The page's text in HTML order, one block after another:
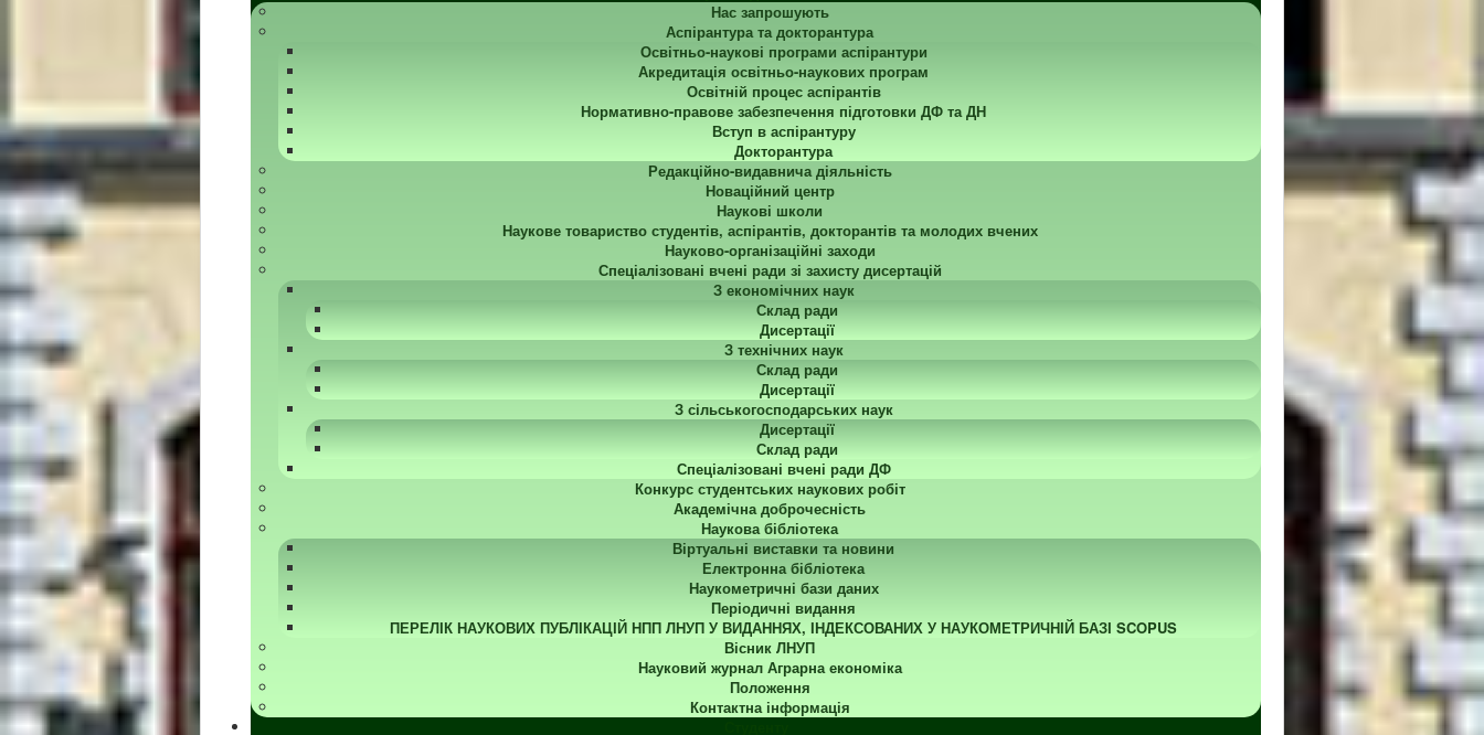
Нас запрошують
Аспірантура та докторантура
Освітньо-наукові програми аспірантури
Акредитація освітньо-наукових програм
Освітній процес аспірантів
Нормативно-правове забезпечення підготовки ДФ та ДН
Вступ в аспірантуру
Докторантура
Редакційно-видавнича діяльність
Новаційний центр
Наукові школи
Наукове товариство студентів, аспірантів, докторантів та молодих вчених
Науково-організаційні заходи
Спеціалізовані вчені ради зі захисту дисертацій
З економічних наук
Склад ради
Дисертації
З технічних наук
Склад ради
Дисертації
З сільськогосподарських наук
Дисертації
Склад ради
Спеціалізовані вчені ради ДФ
Конкурс студентських наукових робіт
Академічна доброчесність
Наукова бібліотека
Віртуальні виставки та новини
Електронна бібліотека
Наукометричні бази даних
Періодичні видання
ПЕРЕЛІК НАУКОВИХ ПУБЛІКАЦІЙ НПП ЛНУП У ВИДАННЯХ, ІНДЕКСОВАНИХ У НАУКОМЕТРИЧНІЙ БАЗІ SCOPUS
Вісник ЛНУП
Науковий журнал Аграрна економіка
Положення
Контактна інформація